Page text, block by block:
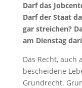
Darf das
Darf der Staat
gar streichen?
am Dienstag
Das Recht, auch
bescheidene
Grundrecht.